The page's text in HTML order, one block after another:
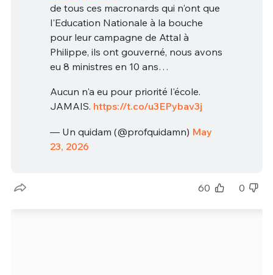
de tous ces macronards qui n'ont que
l'Education Nationale à la bouche
pour leur campagne de Attal à
Philippe, ils ont gouverné, nous avons
eu 8 ministres en 10 ans…
Aucun n'a eu pour priorité l'école.
JAMAIS. https://t.co/u3EPybav3j
— Un quidam (@profquidamn) May
23, 2026
60 0